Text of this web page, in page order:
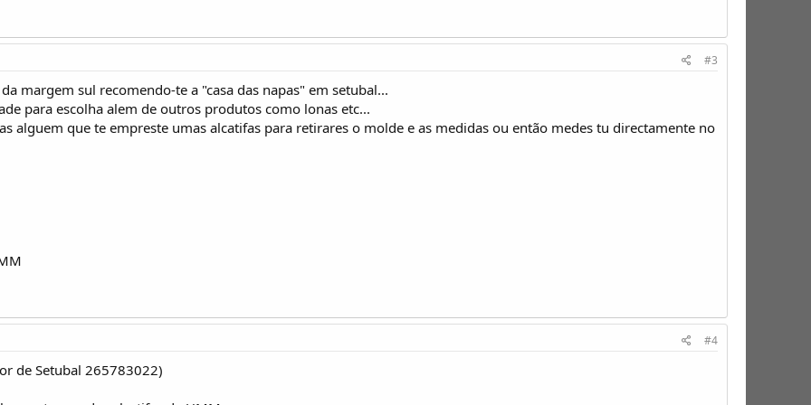
#3
margem sul recomendo-te a "casa das napas" em setubal...
para escolha alem de outros produtos como lonas etc...
alguem que te empreste umas alcatifas para retirares o molde e as medidas ou então medes tu directamente no
#4
de Setubal 265783022)